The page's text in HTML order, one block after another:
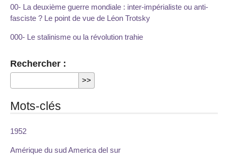
00- La deuxième guerre mondiale : inter-impérialiste ou anti-
fasciste ? Le point de vue de Léon Trotsky
000- Le stalinisme ou la révolution trahie
Rechercher :
Mots-clés
1952
Amérique du sud America del sur